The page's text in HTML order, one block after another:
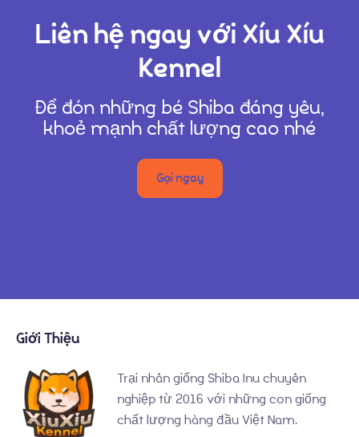
Liên hệ ngay với Xíu Xíu
Kennel
Để đón những bé Shiba đáng yêu,
khoẻ mạnh chất lượng cao nhé
Gọi ngay
Giới Thiệu
Trại nhân giống Shiba Inu chuyên
nghiệp từ 2016 với những con giống
chất lượng hàng đầu Việt Nam.